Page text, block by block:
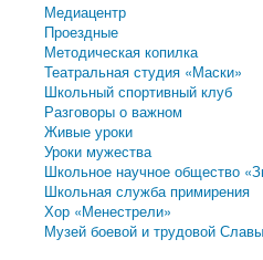
Медиацентр
Проездные
Методическая копилка
Театральная студия «Маски»
Школьный спортивный клуб
Разговоры о важном
Живые уроки
Уроки мужества
Школьное научное общество
Школьная служба примирения
Хор «Менестрели»
Музей боевой и трудовой Славы